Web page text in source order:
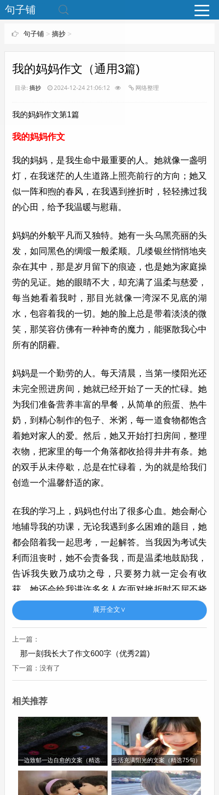
www.bjuzi.com
句子铺
句子铺> 摘抄>
我的妈妈作文（通用3篇)
目录: 摘抄 2024-12-24 21:06:12 网络整理
我的妈妈作文第1篇
我的妈妈作文
我的妈妈，是我生命中最重要的人。她就像一盏明
灯，在我迷茫的人生道路上照亮前行的方向；她又
似一阵和煦的春风，在我遇到挫折时，轻轻拂过我
的心田，给予我温暖与慰藉。
妈妈的外貌平凡而又独特。她有一头乌黑亮丽的头
发，如同黑色的绸缎一般柔顺。几缕银丝悄悄地夹
杂在其中，那是岁月留下的痕迹，也是她为家庭操
劳的见证。她的眼睛不大，却充满了温柔与慈爱，
每当她看着我时，那目光就像一湾深不见底的湖
水，包容着我的一切。她的脸上总是带着淡淡的微
笑，那笑容仿佛有一种神奇的魔力，能驱散我心中
所有的阴霾。
妈妈是一个勤劳的人。每天清晨，当第一缕阳光还
未完全照进房间，她就已经开始了一天的忙碌。她
为我们准备营养丰富的早餐，从简单的煎蛋、热牛
奶，到精心制作的包子、米粥，每一道食物都饱含
着她对家人的爱。然后，她又开始打扫房间，整理
衣物，把家里的每一个角落都收拾得井井有条。她
的双手从未停歇，总是在忙碌着，为的就是给我们
创造一个温馨舒适的家。
在我的学习上，妈妈也付出了很多心血。她会耐心
地辅导我的功课，无论我遇到多么困难的题目，她
都会陪着我一起思考，一起解答。当我因为考试失
利而沮丧时，她不会责备我，而是温柔地鼓励我，
告诉我失败乃成功之母，只要努力就一定会有收
获。她还会给我讲许多名人在面对挫折时不屈不挠
的故事，让我从他们身上汲取力量，重新振作起
来。
妈妈也是我生活中的知心朋友。我可以毫无保留地
跟她分享我的喜怒哀乐。当我和朋友闹矛盾时，她
会认真地倾听我的诉说，然后给我提出合理的建
议，帮助我化解矛盾。当我有了开心的事情，她也
我的感受，给予我最需要的支持和鼓励。
我的妈妈，她用自己的爱与奉献，诠释了母亲这个
伟大的角色。她的爱如同涓涓细流，滋润着我的心
田；她的奉献如同默默燃烧的蜡烛，照亮我成长的
展开全文∨
上一篇：
那一刻我长大了作文600字（优秀2篇)
下一篇：没有了
相关推荐
一边致郁一边自愈的文案（精选96句） 生活充满阳光的文案（精选75句）